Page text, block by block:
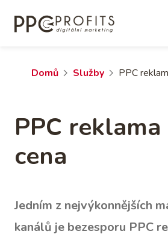
hlavnímu
Drobečková
Domů Služby PPC
PPC
cena
Jedním z nejvýkonnějších
kanálů je bezesporu PPC